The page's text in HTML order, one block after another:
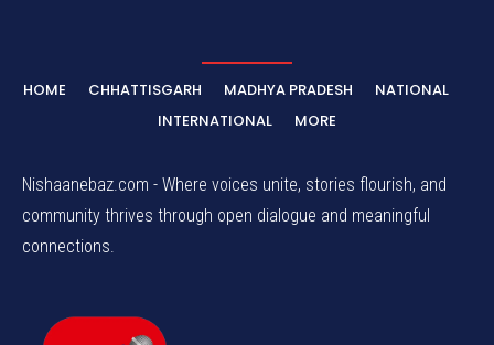
HOME CHHATTISGARH MADHYA PRADESH
NATIONAL
INTERNATIONAL
MORE
Nishaanebaz.com - Where voices unite, stories flourish, and
community thrives through open dialogue and meaningful
connections.